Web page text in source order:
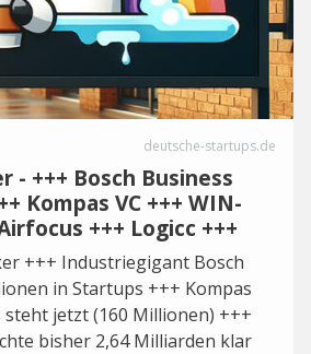
deutsche-startups.de
- +++ Bosch Business
Kompas VC +++ WIN-
+++ Logicc +++
+++ Industriegigant Bosch
in Startups +++ Kompas
steht jetzt (160 Millionen) +++
bisher 2,64 Milliarden klar